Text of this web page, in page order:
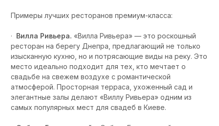
Примеры лучших ресторанов премиум-класса:
· Вилла Ривьера. «Вилла Ривьера» — это роскошный
ресторан на берегу Днепра, предлагающий не только
изысканную кухню, но и потрясающие виды на реку. Это
место идеально подходит для тех, кто мечтает о
свадьбе на свежем воздухе с романтической
атмосферой. Просторная терраса, ухоженный сад и
элегантные залы делают «Виллу Ривьера» одним из
самых популярных мест для свадеб в Киеве.